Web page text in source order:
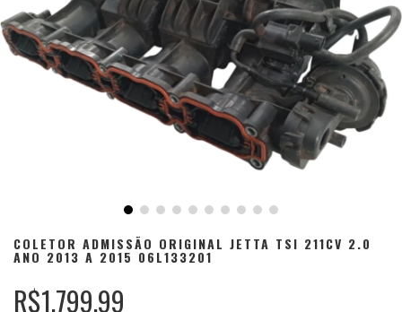
COLETOR ADMISSÃO ORIGINAL JETTA TSI 211CV 2.0
ANO 2013 A 2015 06L133201
R$1.799,99